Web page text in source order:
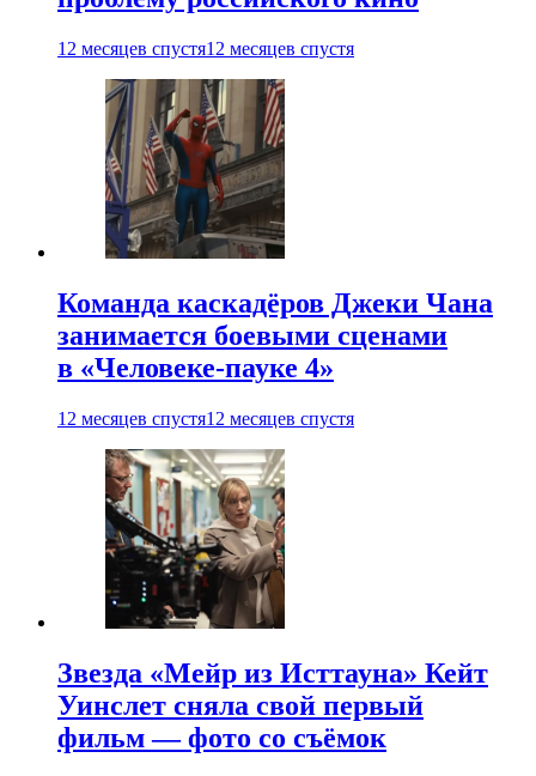
12 месяцев спустя12 месяцев спустя
Команда каскадёров Джеки Чана
занимается боевыми сценами
в «Человеке-пауке 4»
12 месяцев спустя12 месяцев спустя
Звезда «Мейр из Исттауна» Кейт
Уинслет сняла свой первый
фильм — фото со съёмок